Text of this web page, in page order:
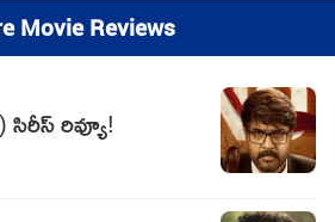
Movie Reviews
సిరీస్ రివ్యూ!